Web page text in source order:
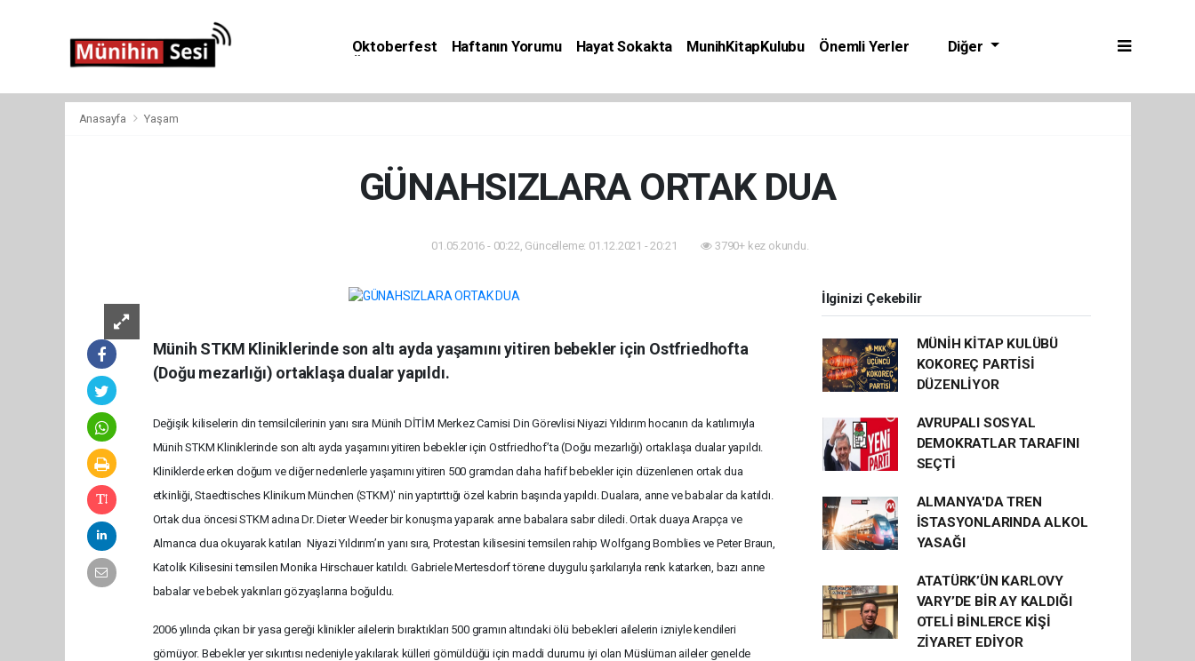
Oktoberfest Haftanın Yorumu Hayat Sokakta MunihKitapKulubu
Önemli Yerler
Diğer
Anasayfa Yaşam
GÜNAHSIZLARA ORTAK DUA
01.05.2016 - 00:22, Güncelleme: 01.12.2021 - 20:21 3790+ kez okundu.
Münih STKM Kliniklerinde son altı ayda yaşamını yitiren bebekler için Ostfriedhofta
(Doğu mezarlığı) ortaklaşa dualar yapıldı.
Değişik kiliselerin din temsilcilerinin yanı sıra Münih DİTİM Merkez Camisi Din Görevlisi Niyazi Yıldırım hocanın da katılımıyla
Münih STKM Kliniklerinde son altı ayda yaşamını yitiren bebekler için Ostfriedhof’ta (Doğu mezarlığı) ortaklaşa dualar yapıldı.
Kliniklerde erken doğum ve diğer nedenlerle yaşamını yitiren 500 gramdan daha hafif bebekler için düzenlenen ortak dua
etkinliği, Staedtisches Klinikum München (STKM)' nin yaptırttığı özel kabrin başında yapıldı. Dualara, anne ve babalar da katıldı.
Ortak dua öncesi STKM adına Dr. Dieter Weeder bir konuşma yaparak anne babalara sabır diledi. Ortak duaya Arapça ve
Almanca dua okuyarak katılan Niyazi Yıldırım’ın yanı sıra, Protestan kilisesini temsilen rahip Wolfgang Bomblies ve Peter Braun,
Katolik Kilisesini temsilen Monika Hirschauer katıldı. Gabriele Mertesdorf törene duygulu şarkılarıyla renk katarken, bazı anne
babalar ve bebek yakınları gözyaşlarına boğuldu.
2006 yılında çıkan bir yasa gereği klinikler ailelerin bıraktıkları 500 gramın altındaki ölü bebekleri ailelerin izniyle kendileri
gömüyor. Bebekler yer sıkıntısı nedeniyle yakılarak külleri gömüldüğü için maddi durumu iyi olan Müslüman aileler genelde
İlginizi Çekebilir
MÜNİH KİTAP KULÜBÜ
KOKOREÇ PARTİSİ
DÜZENLİYOR
AVRUPALI SOSYAL
DEMOKRATLAR TARAFINI
SEÇTİ
ALMANYA'DA TREN
İSTASYONLARINDA ALKOL
YASAĞI
ATATÜRK’ÜN KARLOVY
VARY’DE BİR AY KALDIĞI
OTELİ BİNLERCE KİŞİ
ZİYARET EDİYOR